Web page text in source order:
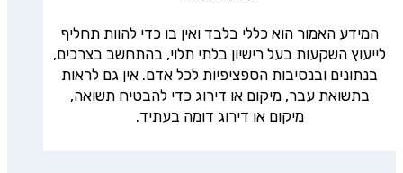
המידע האמור הוא כללי בלבד ואין בו כדי להוות תחליף
לייעוץ השקעות בעל רישיון בלתי תלוי, בהתחשב בצרכים,
בנתונים ובנסיבות הספציפיות לכל אדם. אין גם לראות
בתשואת עבר, מיקום או דירוג כדי להבטיח תשואה,
מיקום או דירוג דומה בעתיד.